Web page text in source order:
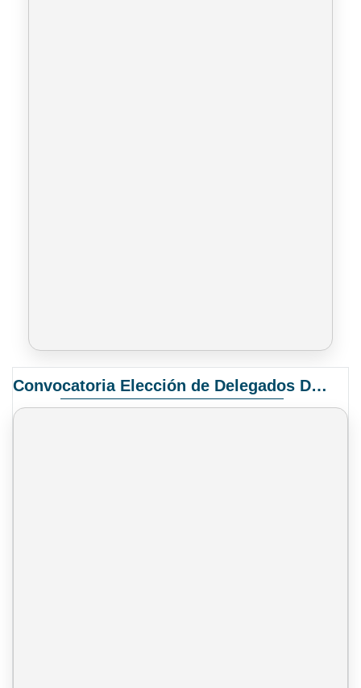
Convocatoria Elección de Delegados Docentes para el XIV Congreso Nacional de Universidades